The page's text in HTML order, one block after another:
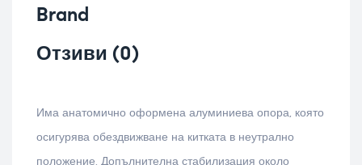
Brand
Отзиви (0)
Има анатомично оформена алуминиева опора, която
осигурява обездвижване на китката в неутрално
положение. Допълнителна стабилизация около